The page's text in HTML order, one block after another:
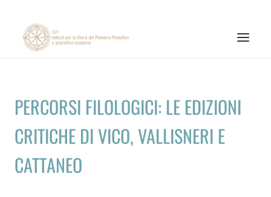
ATTIVITÀ DI RICERCA
PUBBLICAZIONI
NOTIZIE ED EVENTI
PERCORSI FILOLOGICI: LE EDIZIONI
CRITICHE DI VICO, VALLISNERI E
CATTANEO